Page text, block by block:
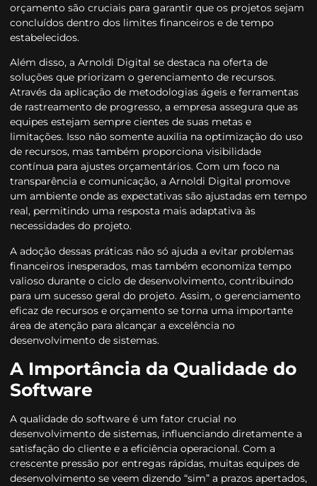
orçamento são cruciais para garantir que os projetos sejam
concluídos dentro dos limites financeiros e de tempo
estabelecidos.
Além disso, a Arnoldi Digital se destaca na oferta de
soluções que priorizam o gerenciamento de recursos.
Através da aplicação de metodologias ágeis e ferramentas
de rastreamento de progresso, a empresa assegura que as
equipes estejam sempre cientes de suas metas e
limitações. Isso não somente auxilia na optimização do uso
de recursos, mas também proporciona visibilidade
contínua para ajustes orçamentários. Com um foco na
transparência e comunicação, a Arnoldi Digital promove
um ambiente onde as expectativas são ajustadas em tempo
real, permitindo uma resposta mais adaptativa às
necessidades do projeto.
A adoção dessas práticas não só ajuda a evitar problemas
financeiros inesperados, mas também economiza tempo
valioso durante o ciclo de desenvolvimento, contribuindo
para um sucesso geral do projeto. Assim, o gerenciamento
eficaz de recursos e orçamento se torna uma importante
área de atenção para alcançar a excelência no
desenvolvimento de sistemas.
A Importância da Qualidade do
Software
A qualidade do software é um fator crucial no
desenvolvimento de sistemas, influenciando diretamente a
satisfação do cliente e a eficiência operacional. Com a
crescente pressão por entregas rápidas, muitas equipes de
desenvolvimento se veem dizendo “sim” a prazos apertados,